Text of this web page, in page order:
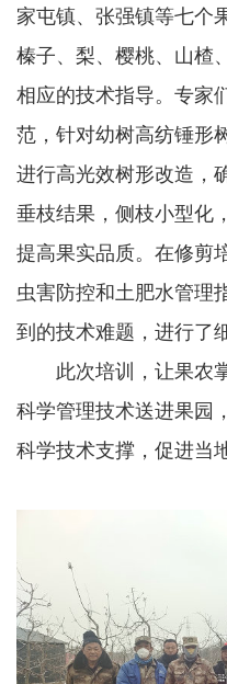
家屯镇、张强镇等七个
榛子、梨、樱桃、山楂
相应的技术指导。专家
范，针对幼树高纺锤形
进行高光效树形改造，
垂枝结果，侧枝小型化
提高果实品质。在修剪
虫害防控和土肥水管理
到的技术难题，进行了
此次培训，让果农
科学管理技术送进果园
科学技术支撑，促进当